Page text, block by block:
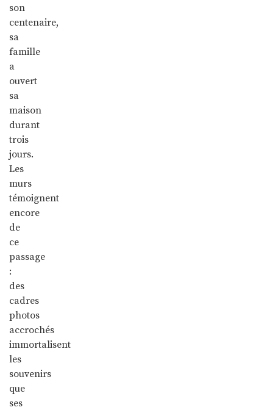
son
centenaire,
sa
famille
a
ouvert
sa
maison
durant
trois
jours.
Les
murs
témoignent
encore
de
ce
passage
:
des
cadres
photos
accrochés
immortalisent
les
souvenirs
que
ses